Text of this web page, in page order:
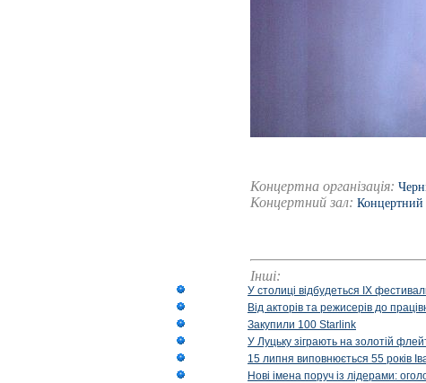
Концертна організація:
Концертний зал: Концертний
Інші:
У столиці відбудеться IX
Від акторів та режисерів до
Закупили 100 Starlink
У Луцьку зіграють на золотій
15 липня виповнюється 55 років
Нові імена поруч із лідерами: